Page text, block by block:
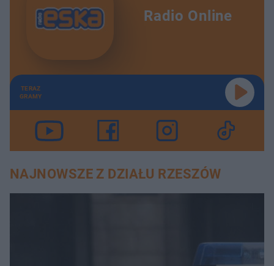
Radio Online
TERAZ
GRAMY
NAJNOWSZE Z DZIAŁU RZESZÓW